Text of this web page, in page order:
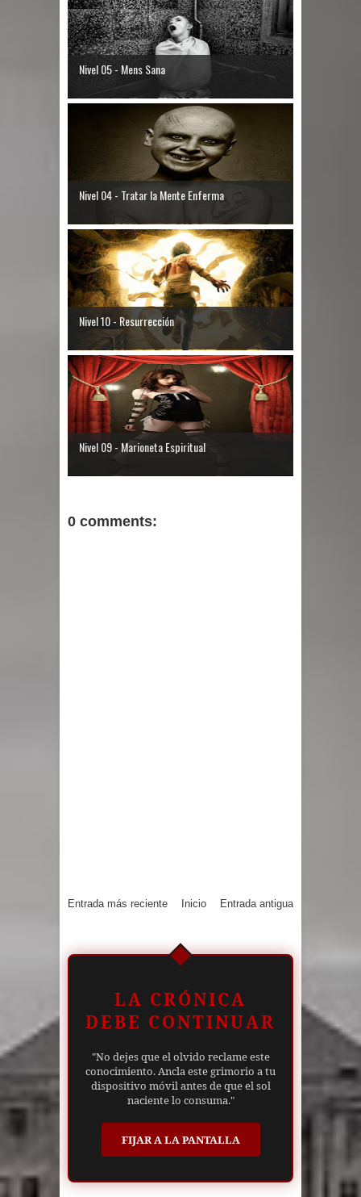
Nivel 05 - Mens Sana
Nivel 04 - Tratar la Mente Enferma
Nivel 10 - Resurrección
Nivel 09 - Marioneta Espiritual
0 comments:
Entrada más reciente Entrada antigua
Inicio
LA CRÓNICA
DEBE CONTINUAR
"No dejes que el olvido reclame este
conocimiento. Ancla este grimorio a tu
dispositivo móvil antes de que el sol
naciente lo consuma."
FIJAR A LA PANTALLA